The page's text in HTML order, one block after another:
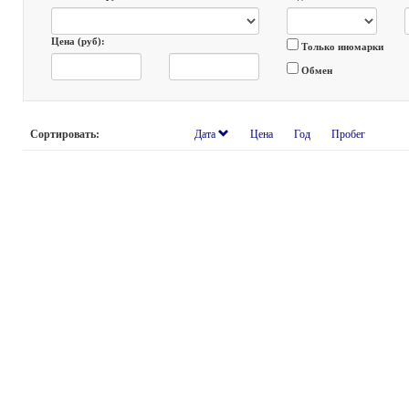
Цена (руб): Только иномарки
Обмен
Сортировать: Дата Цена Год Пробег